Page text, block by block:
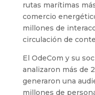
rutas marítimas
comercio
millones de
circulación de
El OdeCom y su
analizaron más de
generaron una
millones de